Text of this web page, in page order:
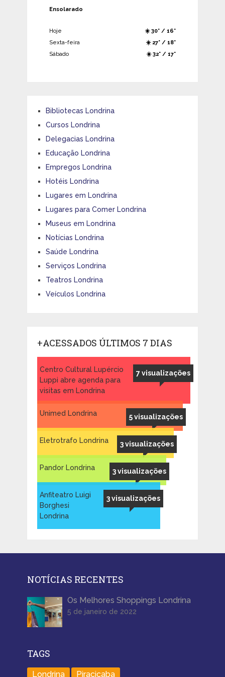
Ensolarado
Hoje
☀️ 30° / 16°
Sexta-feira
☀️ 27° / 18°
Sábado
☀️ 32° / 17°
Bibliotecas Londrina
Cursos Londrina
Delegacias Londrina
Educação Londrina
Empregos Londrina
Hotéis Londrina
Lugares em Londrina
Lugares para Comer Londrina
Museus em Londrina
Notícias Londrina
Saúde Londrina
Serviços Londrina
Teatros Londrina
Veículos Londrina
+ACESSADOS ÚLTIMOS 7 DIAS
7 visualizações
Centro Cultural Lupércio
Luppi abre agenda para
visitas em Londrina
5 visualizações
Unimed Londrina
3 visualizações
Eletrotrafo Londrina
3 visualizações
Pandor Londrina
3 visualizações
Anfiteatro Luigi
Borghesi
Londrina
NOTÍCIAS RECENTES
Os Melhores Shoppings Londrina
5 de janeiro de 2022
TAGS
Londrina Piracicaba